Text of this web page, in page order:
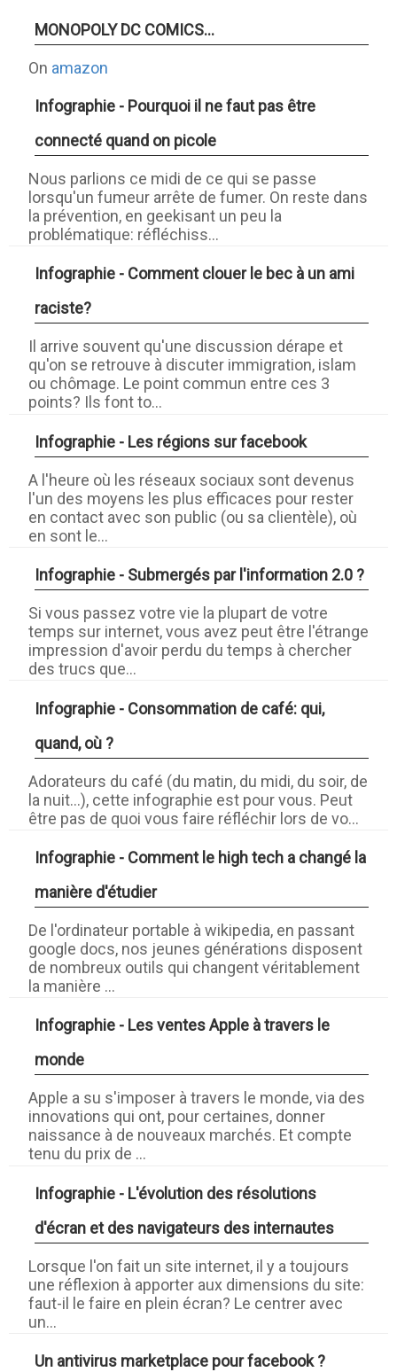
MONOPOLY DC COMICS...
On amazon
Infographie - Pourquoi il ne faut pas être
connecté quand on picole
Nous parlions ce midi de ce qui se passe
lorsqu'un fumeur arrête de fumer. On reste dans
la prévention, en geekisant un peu la
problématique: réfléchiss...
Infographie - Comment clouer le bec à un ami
raciste?
Il arrive souvent qu'une discussion dérape et
qu'on se retrouve à discuter immigration, islam
ou chômage. Le point commun entre ces 3
points? Ils font to...
Infographie - Les régions sur facebook
A l'heure où les réseaux sociaux sont devenus
l'un des moyens les plus efficaces pour rester
en contact avec son public (ou sa clientèle), où
en sont le...
Infographie - Submergés par l'information 2.0 ?
Si vous passez votre vie la plupart de votre
temps sur internet, vous avez peut être l'étrange
impression d'avoir perdu du temps à chercher
des trucs que...
Infographie - Consommation de café: qui,
quand, où ?
Adorateurs du café (du matin, du midi, du soir, de
la nuit...), cette infographie est pour vous. Peut
être pas de quoi vous faire réfléchir lors de vo...
Infographie - Comment le high tech a changé la
manière d'étudier
De l'ordinateur portable à wikipedia, en passant
google docs, nos jeunes générations disposent
de nombreux outils qui changent véritablement
la manière ...
Infographie - Les ventes Apple à travers le
monde
Apple a su s'imposer à travers le monde, via des
innovations qui ont, pour certaines, donner
naissance à de nouveaux marchés. Et compte
tenu du prix de ...
Infographie - L'évolution des résolutions
d'écran et des navigateurs des internautes
Lorsque l'on fait un site internet, il y a toujours
une réflexion à apporter aux dimensions du site:
faut-il le faire en plein écran? Le centrer avec
un...
Un antivirus marketplace pour facebook ?